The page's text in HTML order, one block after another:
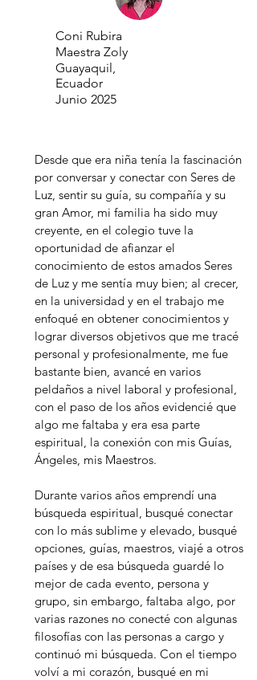
Coni Rubira
Maestra Zoly
Guayaquil,
Ecuador
Junio 2025
Desde que era niña tenía la fascinación
por conversar y conectar con Seres de
Luz, sentir su guía, su compañía y su
gran Amor, mi familia ha sido muy
creyente, en el colegio tuve la
oportunidad de afianzar el
conocimiento de estos amados Seres
de Luz y me sentía muy bien; al crecer,
en la universidad y en el trabajo me
enfoqué en obtener conocimientos y
lograr diversos objetivos que me tracé
personal y profesionalmente, me fue
bastante bien, avancé en varios
peldaños a nivel laboral y profesional,
con el paso de los años evidencié que
algo me faltaba y era esa parte
espiritual, la conexión con mis Guías,
Ángeles, mis Maestros.
Durante varios años emprendí una
búsqueda espiritual, busqué conectar
con lo más sublime y elevado, busqué
opciones, guías, maestros, viajé a otros
países y de esa búsqueda guardé lo
mejor de cada evento, persona y
grupo, sin embargo, faltaba algo, por
varias razones no conecté con algunas
filosofías con las personas a cargo y
continuó mi búsqueda. Con el tiempo
volví a mi corazón, busqué en mi